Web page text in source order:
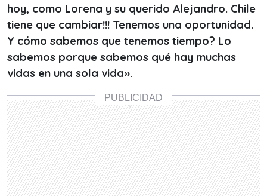
hoy, como Lorena y su querido Alejandro. Chile
tiene que cambiar!!! Tenemos una oportunidad.
Y cómo sabemos que tenemos tiempo? Lo
sabemos porque sabemos qué hay muchas
vidas en una sola vida».